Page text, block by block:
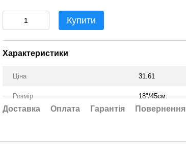
Купити
Характеристики
Ціна 31.61
Розмір 18"/45см.
Доставка Оплата Гарантія Повернення